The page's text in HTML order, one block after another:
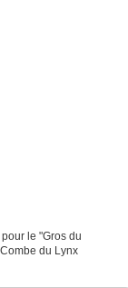
le "Gros du
du Lynx